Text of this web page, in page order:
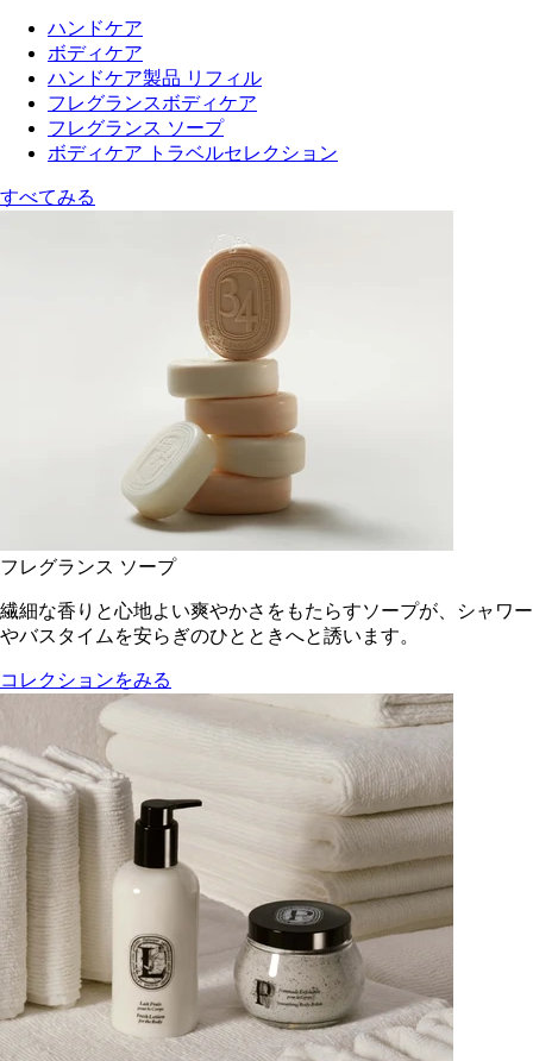
ハンドケア
ボディケア
ハンドケア製品 リフィル
フレグランスボディケア
フレグランス ソープ
ボディケア トラベルセレクション
すべてみる
フレグランス ソープ
繊細な香りと心地よい爽やかさをもたらすソープが、シャワー
やバスタイムを安らぎのひとときへと誘います。
コレクションをみる